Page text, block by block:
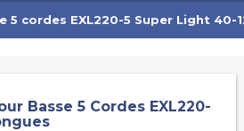
cordes EXL220-5 Super Light 40-
Basse 5 Cordes EXL220-